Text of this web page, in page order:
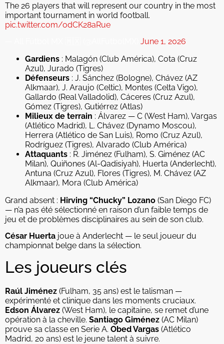
The 26 players that will represent our country in the most
important tournament in world football.
pic.twitter.com/odCK28aRue
June 1, 2026
Gardiens : Malagón (Club América), Cota (Cruz
Azul), Jurado (Tigres)
Défenseurs : J. Sánchez (Bologne), Chávez (AZ
Alkmaar), J. Araujo (Celtic), Montes (Celta Vigo),
Gallardo (Real Valladolid), Cáceres (Cruz Azul),
Gómez (Tigres), Gutiérrez (Atlas)
Milieux de terrain : Álvarez — C (West Ham), Vargas
(Atlético Madrid), L. Chávez (Dynamo Moscou),
Herrera (Atlético de San Luis), Romo (Cruz Azul),
Rodríguez (Tigres), Alvarado (Club América)
Attaquants : R. Jiménez (Fulham), S. Giménez (AC
Milan), Quiñones (Al-Qadisiyah), Huerta (Anderlecht),
Antuna (Cruz Azul), Flores (Tigres), M. Chávez (AZ
Alkmaar), Mora (Club América)
Grand absent : Hirving “Chucky” Lozano (San Diego FC)
— n’a pas été sélectionné en raison d’un faible temps de
jeu et de problèmes disciplinaires au sein de son club.
César Huerta joue à Anderlecht — le seul joueur du
championnat belge dans la sélection.
Les joueurs clés
Raúl Jiménez (Fulham, 35 ans) est le talisman —
expérimenté et clinique dans les moments cruciaux.
Edson Álvarez (West Ham), le capitaine, se remet d’une
opération à la cheville. Santiago Giménez (AC Milan)
prouve sa classe en Serie A. Obed Vargas (Atlético
Madrid, 20 ans) est le jeune talent à suivre.